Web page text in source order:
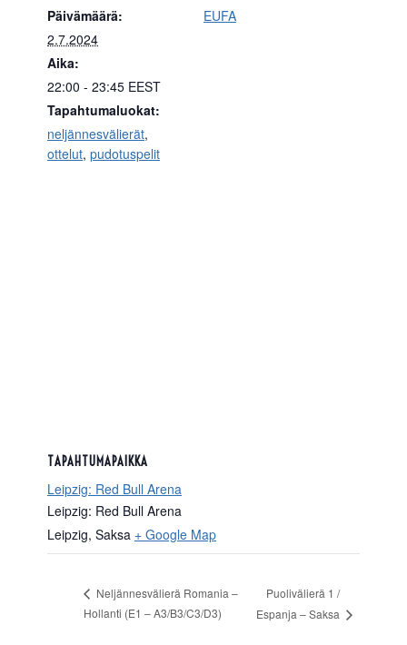
Päivämäärä:
2.7.2024
Aika:
22:00 - 23:45 EEST
Tapahtumaluokat:
neljännesvälierät,
ottelut, pudotuspelit
EUFA
TAPAHTUMAPAIKKA
Leipzig: Red Bull Arena
Leipzig: Red Bull Arena
Leipzig, Saksa + Google Map
Neljännesvälierä Romania –
Hollanti (E1 – A3/B3/C3/D3)
Puolivälierä 1 /
Espanja – Saksa